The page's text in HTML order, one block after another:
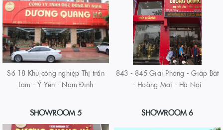
Số 18 Khu công nghiệp Thị trấn
Lâm - Ý Yên - Nam Định
843 - 845 Giải Phóng - Giáp Bát
- Hoàng Mai - Hà Nội
SHOWROOM 5 SHOWROOM 6